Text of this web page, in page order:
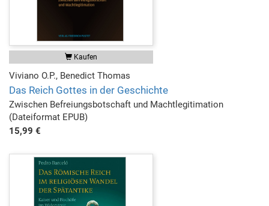
Kaufen
Viviano O.P., Benedict Thomas
Das Reich Gottes in der Geschichte
Zwischen Befreiungsbotschaft und Machtlegitimation
(Dateiformat EPUB)
15,99 €